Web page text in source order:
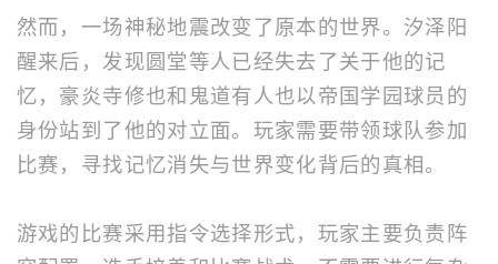
然而，一场神秘地震改变了原本的世界。汐泽阳
醒来后，发现圆堂等人已经失去了关于他的记
忆，豪炎寺修也和鬼道有人也以帝国学园球员的
身份站到了他的对立面。玩家需要带领球队参加
比赛，寻找记忆消失与世界变化背后的真相。
游戏的比赛采用指令选择形式，玩家主要负责阵